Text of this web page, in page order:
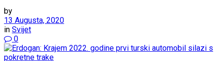
by
13 Augusta, 2020
in Svijet
0